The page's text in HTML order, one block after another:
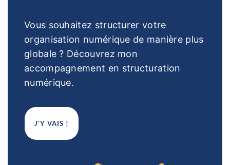
Vous souhaitez structurer votre
organisation numérique de manière plus
globale ? Découvrez mon
accompagnement en structuration
numérique.
J’Y VAIS !